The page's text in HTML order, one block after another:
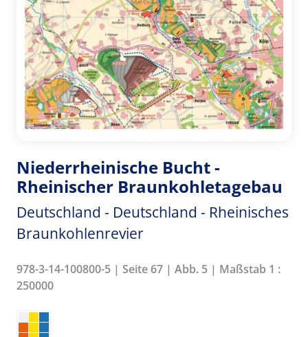
Niederrheinische Bucht -
Rheinischer Braunkohletagebau
Deutschland - Deutschland - Rheinisches
Braunkohlenrevier
978-3-14-100800-5 | Seite 67 | Abb. 5 | Maßstab 1 :
250000